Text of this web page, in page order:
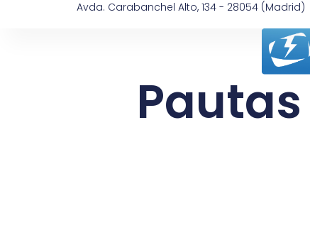
Avda. Carabanchel Alto, 134 - 28054 (Madrid)